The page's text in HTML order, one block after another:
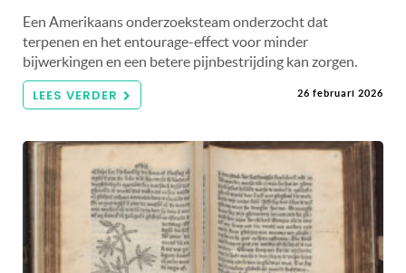
Een Amerikaans onderzoeksteam onderzocht dat
terpenen en het entourage-effect voor minder
bijwerkingen en een betere pijnbestrijding kan zorgen.
LEES VERDER 26 februari 2026